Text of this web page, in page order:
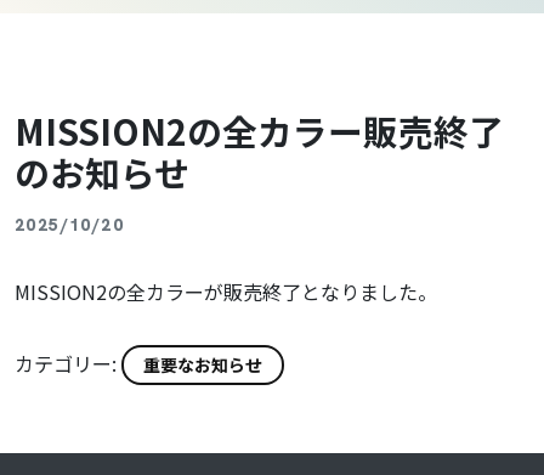
MISSION2の全カラー販売終了
のお知らせ
2025/10/20
MISSION2の全カラーが販売終了となりました。
カテゴリー: 重要なお知らせ